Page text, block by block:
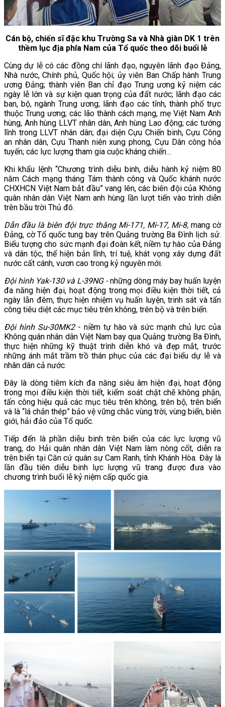
Cán bộ, chiến sĩ đặc khu Trường Sa và Nhà giàn DK 1 trên
thềm lục địa phía Nam của Tổ quốc theo dõi buổi lễ
Cùng dự lễ có các đồng chí lãnh đạo, nguyên lãnh đạo Đảng,
Nhà nước, Chính phủ, Quốc hội; ủy viên Ban Chấp hành Trung
ương Đảng; thành viên Ban chỉ đạo Trung ương kỷ niệm các
ngày lễ lớn và sự kiện quan trọng của đất nước; lãnh đạo các
ban, bộ, ngành Trung ương; lãnh đạo các tỉnh, thành phố trực
thuộc Trung ương; các lão thành cách mạng, mẹ Việt Nam Anh
hùng, Anh hùng LLVT nhân dân, Anh hùng Lao động; các tướng
lĩnh trong LLVT nhân dân; đại diện Cựu Chiến binh, Cựu Công
an nhân dân, Cựu Thanh niên xung phong, Cựu Dân công hỏa
tuyến; các lực lượng tham gia cuộc kháng chiến…
Khi khẩu lệnh “Chương trình diễu binh, diễu hành kỷ niệm 80
năm Cách mạng tháng Tám thành công và Quốc khánh nước
CHXHCN Việt Nam bắt đầu” vang lên, các biên đội của Không
quân nhân dân Việt Nam anh hùng lần lượt tiến vào trình diễn
trên bầu trời Thủ đô.
Dẫn đầu là biên đội trực thăng Mi-171, Mi-17, Mi-8, mang cờ
Đảng, cờ Tổ quốc tung bay trên Quảng trường Ba Đình lịch sử.
Biểu tượng cho sức mạnh đại đoàn kết, niềm tự hào của Đảng
và dân tộc, thể hiện bản lĩnh, trí tuệ, khát vọng xây dựng đất
nước cất cánh, vươn cao trong kỷ nguyên mới.
Đội hình Yak-130 và L-39NG -những dòng máy bay huấn luyện
đa năng hiện đại, hoạt động trong mọi điều kiện thời tiết, cả
ngày lẫn đêm, thực hiện nhiệm vụ huấn luyện, trinh sát và tấn
công tiêu diệt các mục tiêu trên không, trên bộ và trên biển.
Đội hình Su-30MK2- niềm tự hào và sức mạnh chủ lực của
Không quân nhân dân Việt Nam bay qua Quảng trường Ba Đình,
thực hiện những kỹ thuật trình diễn khó và đẹp mắt, trước
những ánh mắt trầm trồ thán phục của các đại biểu dự lễ và
nhân dân cả nước.
Đây là dòng tiêm kích đa năng siêu âm hiện đại, hoạt động
trong mọi điều kiện thời tiết, kiểm soát chặt chẽ không phận,
tấn công hiệu quả các mục tiêu trên không, trên bộ, trên biển
và là “lá chắn thép” bảo vệ vững chắc vùng trời, vùng biển, biên
giới, hải đảo của Tổ quốc.
Tiếp đến là phần diễu binh trên biển của các lực lượng vũ
trang, do Hải quân nhân dân Việt Nam làm nòng cốt, diễn ra
trên biển tại Căn cứ quân sự Cam Ranh, tỉnh Khánh Hòa. Đây là
lần đầu tiên diễu binh lực lượng vũ trang được đưa vào
chương trình buổi lễ kỷ niệm cấp quốc gia.